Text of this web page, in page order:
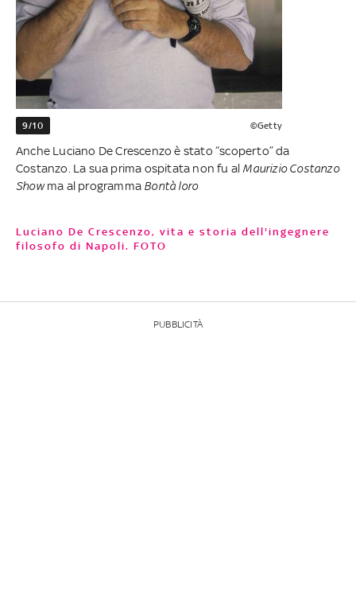
9/10 ©Getty
Anche Luciano De Crescenzo è stato “scoperto” da
Costanzo. La sua prima ospitata non fu al Maurizio Costanzo
Showma al programma Bontà loro
Luciano De Crescenzo, vita e storia dell'ingegnere
filosofo di Napoli. FOTO
PUBBLICITÀ